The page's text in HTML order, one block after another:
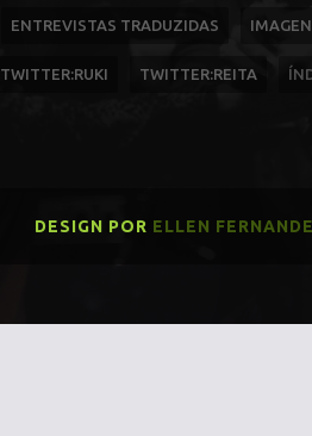
ENTREVISTAS TRADUZIDAS
TWITTER:RUKI TWITTER:REITA
DESIGN POR ELLEN